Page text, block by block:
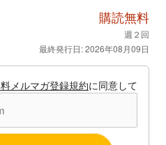
購読無料
週２回
最終発行日: 2026年08月09日
メルマガ登録規約に同意して